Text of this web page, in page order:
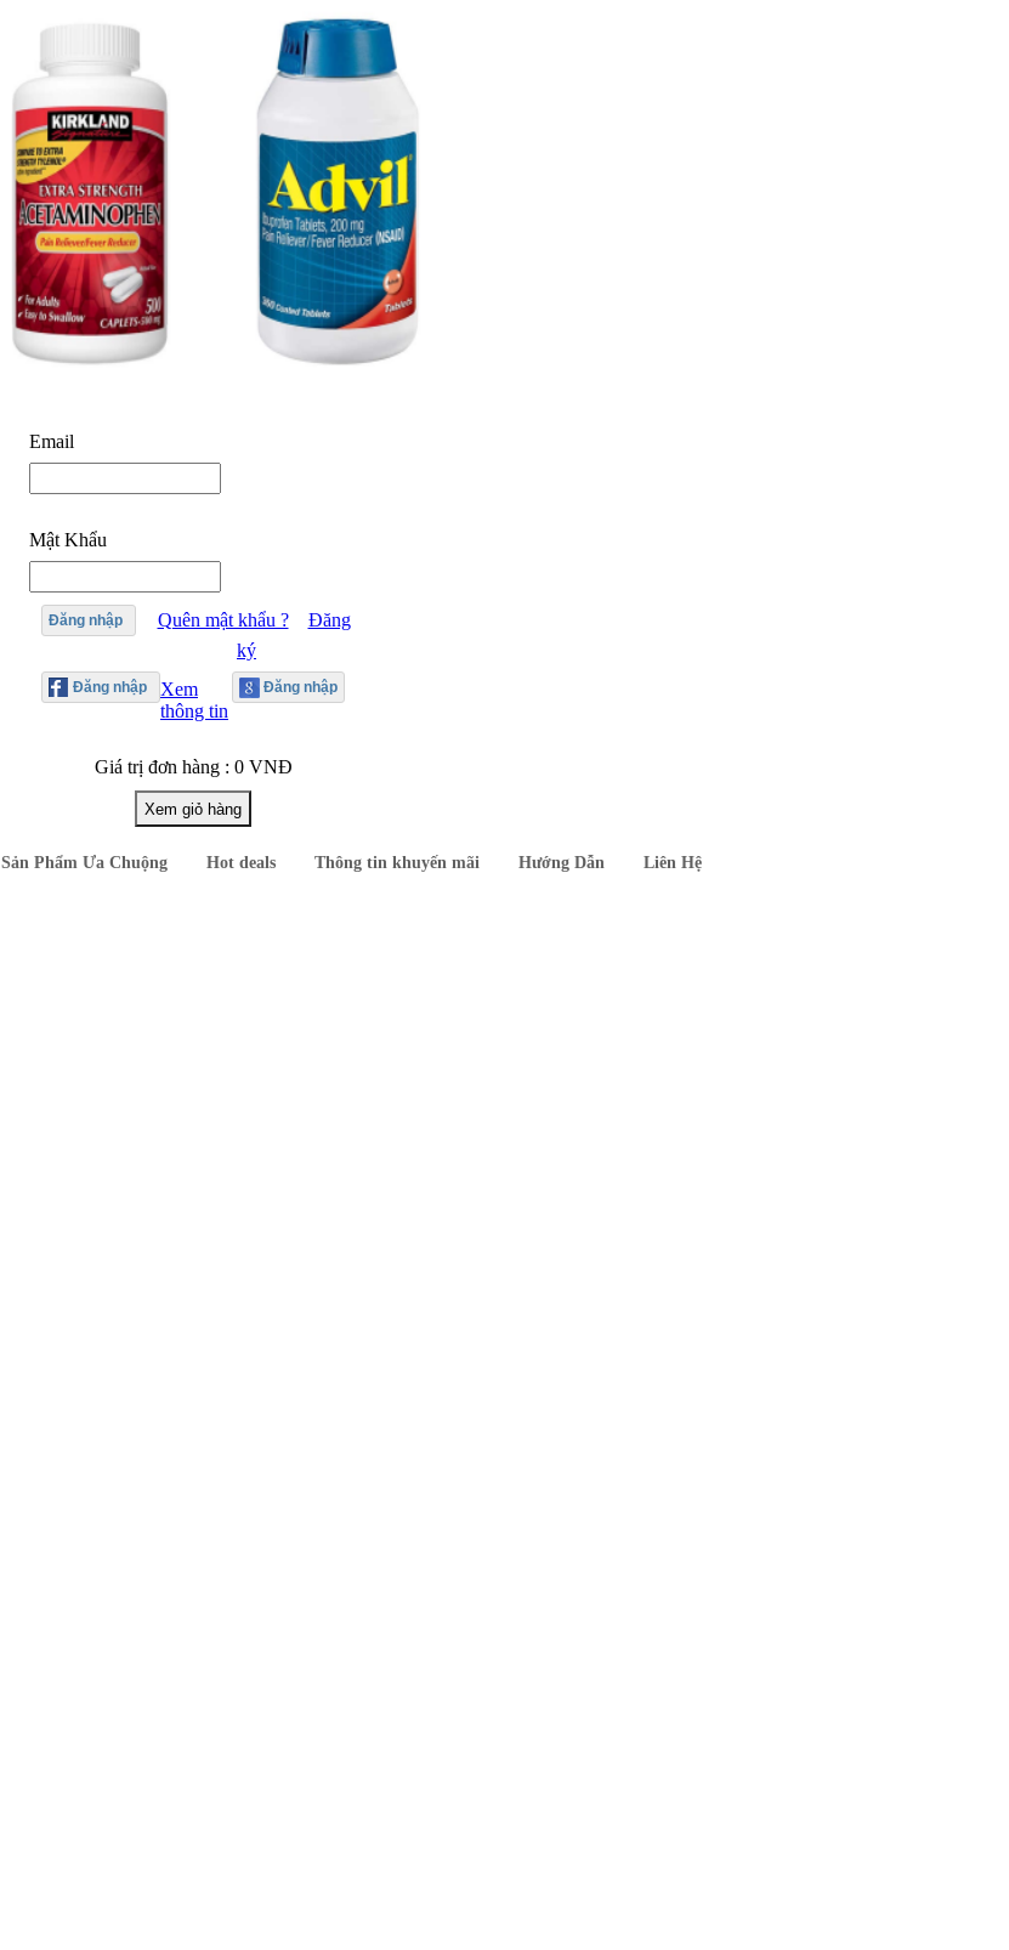
Email
Mật Khẩu
Đăng nhập Quên mật khẩu ?
Đăng
ký
Xem
thông tin
Giá trị đơn hàng : 0 VNĐ
Sản Phẩm Ưa Chuộng Hot deals Thông tin khuyến mãi Hướng Dẫn Liên Hệ